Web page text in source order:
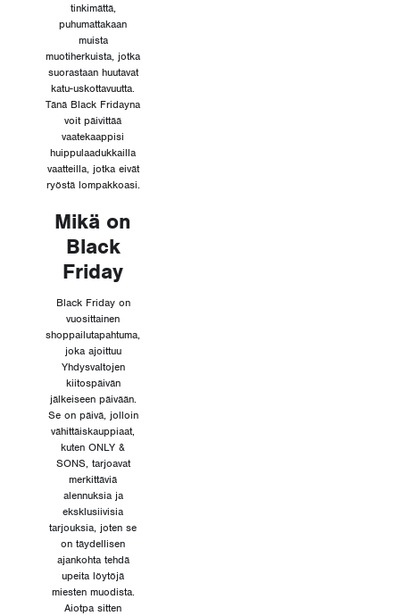
tinkimättä,
puhumattakaan
muista
muotiherkuista, jotka
suorastaan huutavat
katu-uskottavuutta.
Tänä Black Fridayna
voit päivittää
vaatekaappisi
huippulaadukkailla
vaatteilla, jotka eivät
ryöstä lompakkoasi.
Mikä on
Black
Friday
Black Friday on
vuosittainen
shoppailutapahtuma,
joka ajoittuu
Yhdysvaltojen
kiitospäivän
jälkeiseen päivään.
Se on päivä, jolloin
vähittäiskauppiaat,
kuten ONLY &
SONS, tarjoavat
merkittäviä
alennuksia ja
eksklusiivisia
tarjouksia, joten se
on täydellisen
ajankohta tehdä
upeita löytöjä
miesten muodista.
Aiotpa sitten